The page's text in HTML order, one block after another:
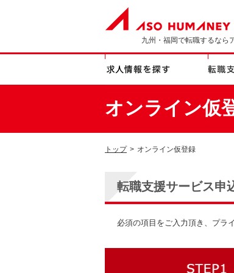
九州・福岡で転職するなら
オンライン仮
トップ > オンライン仮登録
転職支援サービス申
必須の項目をご入力頂き、プラ